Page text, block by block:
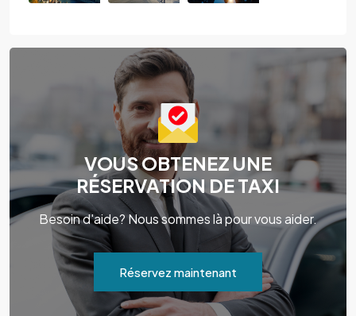
VOUS OBTENEZ UNE
RÉSERVATION DE TAXI
Besoin d'aide? Nous sommes là pour vous aider.
Réservez maintenant